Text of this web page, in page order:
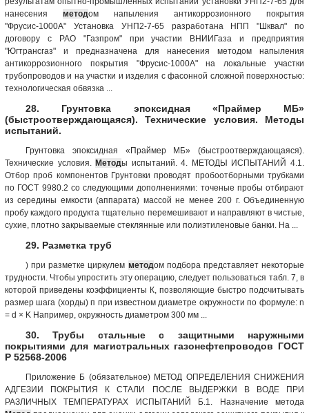
нанесения методом напыления антикоррозионного покрытия
"Фрусис-1000А" Установка УНП2-7-65 разработана НПП "Шквал" по
договору с РАО "Газпром" при участии ВНИИГаза и предприятия
"Югтрансгаз" и предназначена для нанесения методом напыления
антикоррозионного покрытия "Фрусис-1000А" на локальные участки
трубопроводов и на участки и изделия с фасонной сложной поверхностью:
технологическая обвязка ...
28. Грунтовка эпоксидная «Праймер МБ»
(быстроотверждающаяся). Технические условия. Методы
испытаний.
Грунтовка эпоксидная «Праймер МБ» (быстроотверждающаяся).
Технические условия.Методы испытаний. 4. МЕТОДЫ ИСПЫТАНИЙ 4.1.
Отбор проб компонентов Грунтовки проводят пробоотборными трубками
по ГОСТ 9980.2 со следующими дополнениями: точеные пробы отбирают
из середины емкости (аппарата) массой не менее 200 г. Объединенную
пробу каждого продукта тщательно перемешивают и направляют в чистые,
сухие, плотно закрываемые стеклянные или полиэтиленовые банки. На ...
29. Разметка труб
) при разметке циркулем методом подбора представляет некоторые
трудности. Чтобы упростить эту операцию, следует пользоваться табл. 7, в
которой приведены коэффициенты К, позволяющие быстро подсчитывать
размер шага (хорды) п при известном диаметре окружности по формуле: n
= d × K Например, окружность диаметром 300 мм ...
30. Трубы стальные с защитными наружными
покрытиями для магистральных газонефтепроводов ГОСТ
Р 52568-2006
Приложение Б (обязательное) МЕТОД ОПРЕДЕЛЕНИЯ СНИЖЕНИЯ
АДГЕЗИИ ПОКРЫТИЯ К СТАЛИ ПОСЛЕ ВЫДЕРЖКИ В ВОДЕ ПРИ
РАЗЛИЧНЫХ ТЕМПЕРАТУРАХ ИСПЫТАНИЙ Б.1. Назначение метода